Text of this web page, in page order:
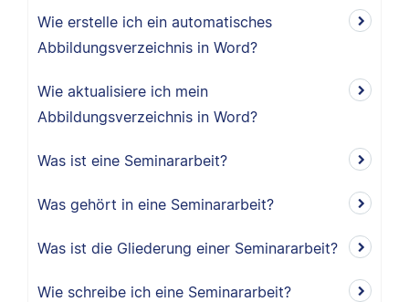
Wie erstelle ich ein automatisches
Abbildungsverzeichnis in Word?
Wie aktualisiere ich mein
Abbildungsverzeichnis in Word?
Was ist eine Seminararbeit?
Was gehört in eine Seminararbeit?
Was ist die Gliederung einer Seminararbeit?
Wie schreibe ich eine Seminararbeit?